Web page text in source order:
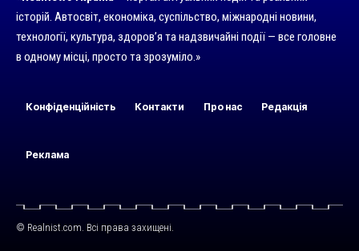
історій. Автосвіт, економіка, суспільство, міжнародні новини,
технології, культура, здоров’я та надзвичайні події — все головне
в одному місці, просто та зрозуміло.»
Конфіденційність Контакти Про нас Редакція
Реклама
© Realnist.com. Всі права захищені.